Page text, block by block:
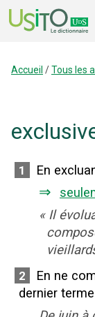
Accueil /Tous les
1 En
⇒
« Il
2 En ne
dernier